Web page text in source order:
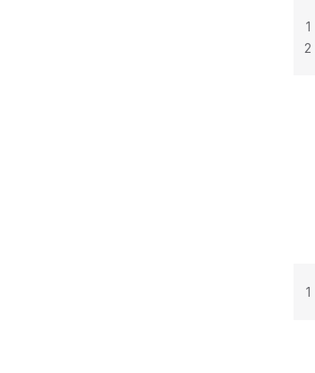
1
2
1